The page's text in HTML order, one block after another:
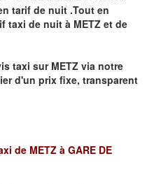
tarif de nuit .Tout en
taxi de nuit à METZ et de
taxi sur METZ via notre
d'un prix fixe, transparent
de METZ à GARE DE